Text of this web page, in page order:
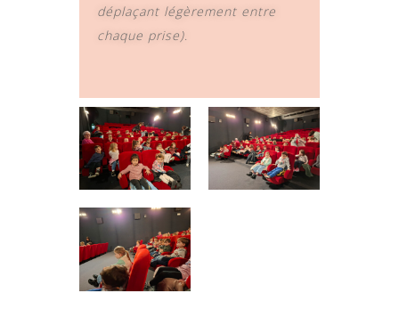
déplaçant légèrement entre
chaque prise)